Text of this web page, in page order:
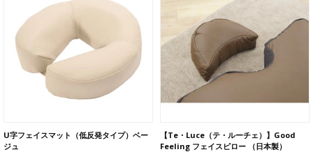
U字フェイスマット（低反発タイプ）ベー
ジュ
【Te・Luce（テ・ルーチェ）】Good
Feeling フェイスピロー （日本製）